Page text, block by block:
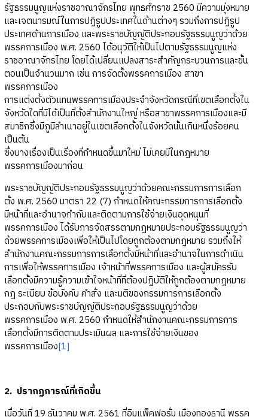
รัฐธรรมนูญแห่งราชอาณาจักรไทย พุทธศักราช 2560 มีความมุ่งหมาย
และเจตนารมณ์ในการปฏิรูปประเทศในด้านต่างๆ รวมถึงการปฏิรูป
ประเทศด้านการเมือง และพระราชบัญญัติประกอบรัฐธรรมนูญว่าด้วย
พรรคการเมือง พ.ศ. 2560 ได้อนุวัติให้เป็นไปตามรัฐธรรมนูญแห่ง
ราชอาณาจักรไทย โดยได้เปลี่ยนแปลงสาระสำคัญกระบวนการและขั้น
ตอนเป็นจำนวนมาก เช่น การจัดตั้งพรรคการเมือง สาขา
พรรคการเมือง
การแต่งตั้งตัวแทนพรรคการเมืองประจำจังหวัดกรณีที่เขตเลือกตั้งใน
จังหวัดใดที่มิได้เป็นที่ตั้งสำนักงานใหญ่ หรือสาขาพรรคการเมืองและมี
สมาชิกซึ่งมีภูมิลำเนาอยู่ในเขตเลือกตั้งในจังหวัดนั้นเกินหนึ่งร้อยคน
เป็นต้น
ซึ่งบางเรื่องเป็นเรื่องที่กำหนดขึ้นมาใหม่ ไม่เคยมีในกฎหมาย
พรรคการเมืองมาก่อน
พระราชบัญญัติประกอบรัฐธรรมนูญว่าด้วยคณะกรรมการการเลือก
ตั้ง พ.ศ. 2560 มาตรา 22 (7) กำหนดให้คณะกรรมการการเลือกตั้ง
มีหน้าที่และอำนาจกำกับและติดตามการใช้จ่ายเงินอุดหนุนที่
พรรคการเมือง ได้รับการจัดสรรตามกฎหมายประกอบรัฐธรรมนูญว่า
ด้วยพรรคการเมืองเพื่อให้เป็นไปโดยถูกต้องตามกฎหมาย รวมถึงให้
สำนักงานคณะกรรมการการเลือกตั้งมีหน้าที่และอำนาจในการดำเนิน
การเพื่อให้พรรคการเมือง เจ้าหน้าที่พรรคการเมือง และผู้สมัครรับ
เลือกตั้งมีความรู้ความเข้าใจหน้าที่ที่ต้องปฏิบัติให้ถูกต้องตามกฎหมาย
กฎ ระเบียบ ข้อบังคับ คำสั่ง และมติของกรรมการการเลือกตั้ง
ประกอบกับพระราชบัญญัติประกอบรัฐธรรมนูญว่าด้วย
พรรคการเมือง พ.ศ. 2560 กำหนดให้สำนักงานคณะกรรมการการ
เลือกตั้งมีการติดตามประเมินผล และการใช้จ่ายเงินของ
พรรคการเมือง[1]
2. ปรากฏการณ์ที่เกิดขึ้น
เมื่อวันที่ 19 ธันวาคม พ.ศ. 2561 ที่อิมแพ็คฟอรั่ม เมืองทองธานี พรรค